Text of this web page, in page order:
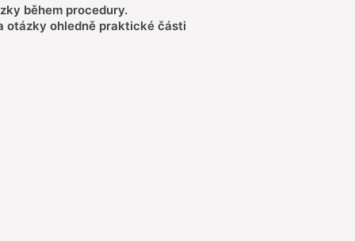
během procedury.
otázky ohledně praktické části